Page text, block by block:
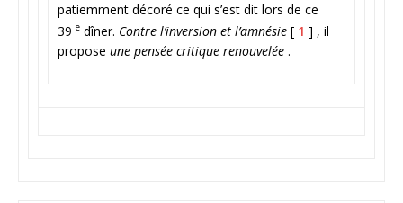
patiemment décoré ce qui s’est dit lors de ce
39 e dîner. Contre l’inversion et l’amnésie [ 1 ] , il
propose une pensée critique renouvelée .